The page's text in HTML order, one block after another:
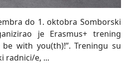
do 1. oktobra Somborski
je Erasmus+ trening
with you(th)!”. Treningu su
radnici/e, ...